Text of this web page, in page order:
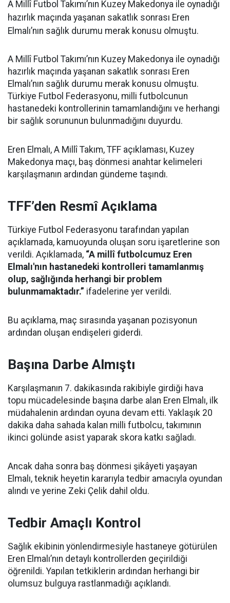
A Millî Futbol Takımı’nın Kuzey Makedonya ile oynadığı
hazırlık maçında yaşanan sakatlık sonrası Eren
Elmalı’nın sağlık durumu merak konusu olmuştu.
A Millî Futbol Takımı’nın Kuzey Makedonya ile oynadığı
hazırlık maçında yaşanan sakatlık sonrası Eren
Elmalı’nın sağlık durumu merak konusu olmuştu.
Türkiye Futbol Federasyonu, milli futbolcunun
hastanedeki kontrollerinin tamamlandığını ve herhangi
bir sağlık sorununun bulunmadığını duyurdu.
Eren Elmalı, A Millî Takım, TFF açıklaması, Kuzey
Makedonya maçı, baş dönmesi anahtar kelimeleri
karşılaşmanın ardından gündeme taşındı.
TFF’den Resmî Açıklama
Türkiye Futbol Federasyonu tarafından yapılan
açıklamada, kamuoyunda oluşan soru işaretlerine son
verildi. Açıklamada, “A millî futbolcumuz Eren
Elmalı'nın hastanedeki kontrolleri tamamlanmış
olup, sağlığında herhangi bir problem
bulunmamaktadır.” ifadelerine yer verildi.
Bu açıklama, maç sırasında yaşanan pozisyonun
ardından oluşan endişeleri giderdi.
Başına Darbe Almıştı
Karşılaşmanın 7. dakikasında rakibiyle girdiği hava
topu mücadelesinde başına darbe alan Eren Elmalı, ilk
müdahalenin ardından oyuna devam etti. Yaklaşık 20
dakika daha sahada kalan milli futbolcu, takımının
ikinci golünde asist yaparak skora katkı sağladı.
Ancak daha sonra baş dönmesi şikâyeti yaşayan
Elmalı, teknik heyetin kararıyla tedbir amacıyla oyundan
alındı ve yerine Zeki Çelik dahil oldu.
Tedbir Amaçlı Kontrol
Sağlık ekibinin yönlendirmesiyle hastaneye götürülen
Eren Elmalı’nın detaylı kontrollerden geçirildiği
öğrenildi. Yapılan tetkiklerin ardından herhangi bir
olumsuz bulguya rastlanmadığı açıklandı.